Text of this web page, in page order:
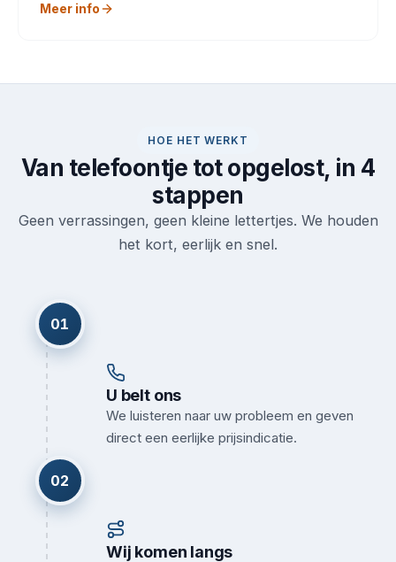
Meer info
HOE HET WERKT
Van telefoontje tot opgelost, in 4
stappen
Geen verrassingen, geen kleine lettertjes. We houden
het kort, eerlijk en snel.
01
U belt ons
We luisteren naar uw probleem en geven
direct een eerlijke prijsindicatie.
02
Wij komen langs